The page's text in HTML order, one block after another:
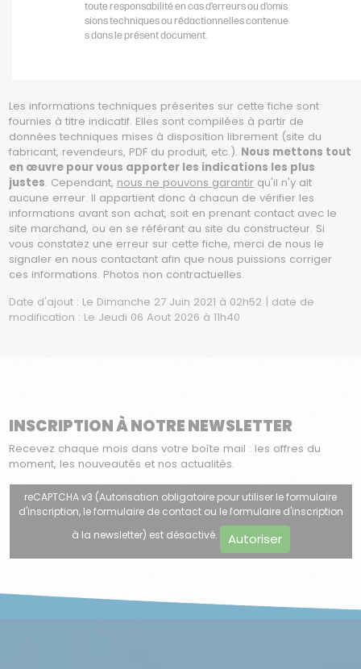
toute responsabilité en cas d’erreurs ou d’omis
sions techniques ou rédactionnelles contenue
s dans le présent document.
Les informations techniques présentes sur cette fiche sont
fournies à titre indicatif. Elles sont compilées à partir de
données techniques mises à disposition librement (site du
fabricant, revendeurs, PDF du produit, etc.). Nous mettons tout
en œuvre pour vous apporter les indications les plus
justes. Cependant, nous ne pouvons garantir qu'il n'y ait
aucune erreur. Il appartient donc à chacun de vérifier les
informations avant son achat, soit en prenant contact avec le
site marchand, ou en se référant au site du constructeur. Si
vous constatez une erreur sur cette fiche, merci de nous le
signaler en nous contactant afin que nous puissions corriger
ces informations. Photos non contractuelles.
Date d'ajout : Le Dimanche 27 Juin 2021 à 02h52 | date de
modification : Le Jeudi 06 Aout 2026 à 11h40
INSCRIPTION À NOTRE NEWSLETTER
Recevez chaque mois dans votre boîte mail : les offres du
moment, les nouveautés et nos actualités.
reCAPTCHA v3 (Autorisation obligatoire pour utiliser le formulaire
d'inscription, le formulaire de contact ou le formulaire d'inscription
à la newsletter) est désactivé.
Autoriser